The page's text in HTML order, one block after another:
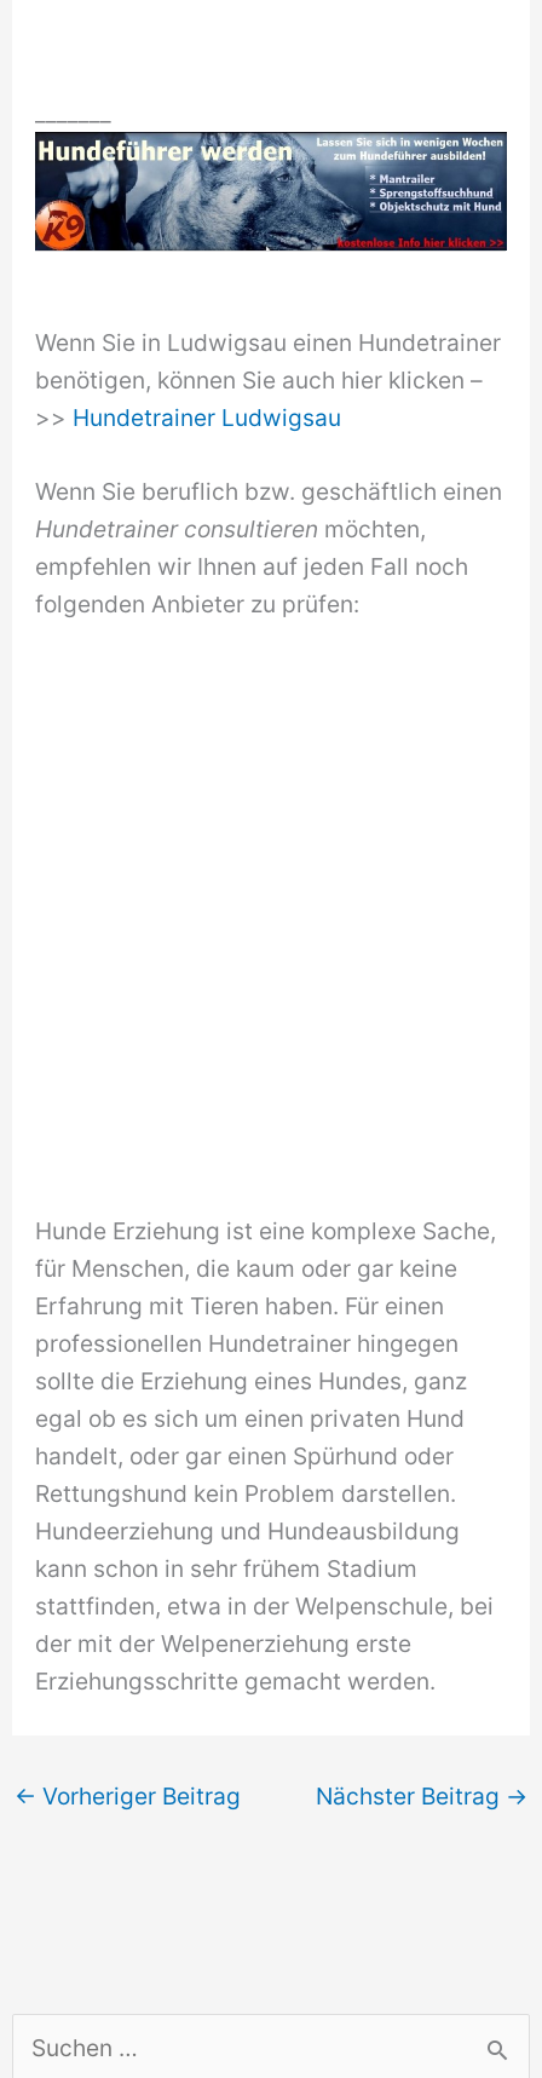
Wenn Sie in Ludwigsau einen Hundetrainer
benötigen, können Sie auch hier klicken –
>> Hundetrainer Ludwigsau
Wenn Sie beruflich bzw. geschäftlich einen
Hundetrainer consultieren möchten,
empfehlen wir Ihnen auf jeden Fall noch
folgenden Anbieter zu prüfen:
Hunde Erziehung ist eine komplexe Sache,
für Menschen, die kaum oder gar keine
Erfahrung mit Tieren haben. Für einen
professionellen Hundetrainer hingegen
sollte die Erziehung eines Hundes, ganz
egal ob es sich um einen privaten Hund
handelt, oder gar einen Spürhund oder
Rettungshund kein Problem darstellen.
Hundeerziehung und Hundeausbildung
kann schon in sehr frühem Stadium
stattfinden, etwa in der Welpenschule, bei
der mit der Welpenerziehung erste
Erziehungsschritte gemacht werden.
← Vorheriger Beitrag Nächster Beitrag →